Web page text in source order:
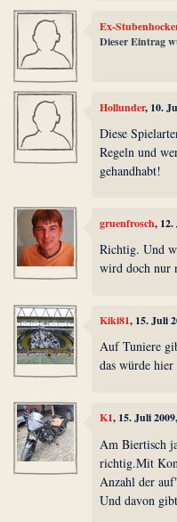
Ex-
Dieser Eintrag
Hollunder, 10.
Diese
Regeln und
gehandhabt!
gruenfrosch,
Richtig. Und
wird doch nur
Kiki81, 15. Juli
Auf Tuniere
das würde
K1, 15. Juli
Am Biertisch
richtig.Mit
Anzahl der
Und davon